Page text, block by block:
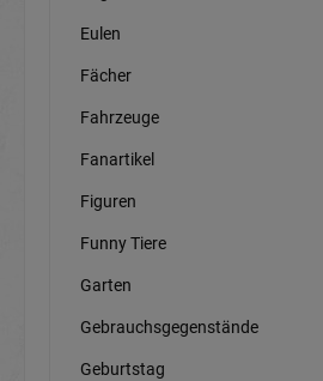
Eulen
Fächer
Fahrzeuge
Fanartikel
Figuren
Funny Tiere
Garten
Gebrauchsgegenstände
Geburtstag